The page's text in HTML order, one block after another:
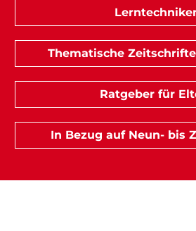
Thematische
Ratgeber für
In Bezug auf Neun- bis